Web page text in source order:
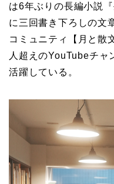
は6年ぶりの長編小説
に三回書き下ろしの文
コミュニティ【月と散
人超えのYouTubeチャ
活躍している。